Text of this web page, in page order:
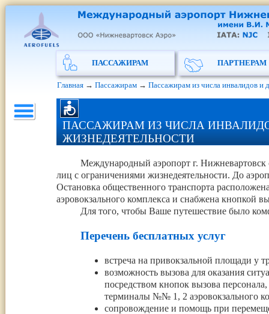
ПАССАЖИРАМ ПАРТНЕРАМ
Главная → Пассажирам → Пассажирам из числа инвалидов и
ПАССАЖИРАМ ИЗ ЧИСЛА
ЖИЗНЕДЕЯТЕЛЬНОСТИ
Международный аэропорт г. Нижневартовск
лиц с ограничениями жизнедеятельности. До
Остановка общественного транспорта
аэровокзального комплекса и снабжена кнопкой
Для того, чтобы Ваше путешествие было
Перечень бесплатных услуг
встреча на привокзальной площади у
возможность вызова для оказания
посредством кнопок вызова
терминалы №№ 1, 2 аэровокзального
сопровождение и помощь при